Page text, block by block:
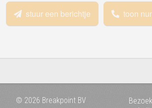
stuur een berichtje toon
© 2026 Breakpoint BV